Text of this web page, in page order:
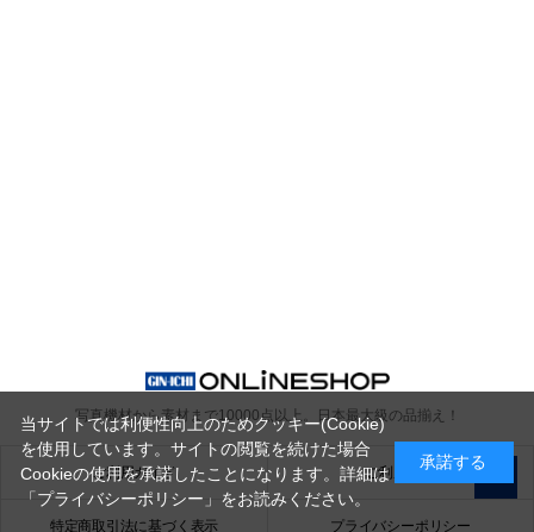
写真機材から素材まで10000点以上。 日本最大級の品揃え！
ご利用ガイド ご利用規約
特定商取引法に基づく表示 プライバシーポリシー
当サイトでは利便性向上のためクッキー(Cookie)
を使用しています。サイトの閲覧を続けた場合
Cookieの使用を承諾したことになります。詳細は
「プライバシーポリシー」 をお読みください。
承諾する